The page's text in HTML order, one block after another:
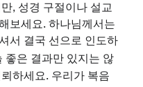
, 성경 구절이나 설교
보세요. 하나님께서는
서 결국 선으로 인도하
좋은 결과만 있지는 않
하세요. 우리가 복음